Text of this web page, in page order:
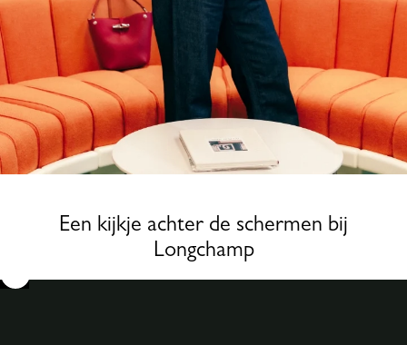
Een kijkje achter de schermen bij
Longchamp